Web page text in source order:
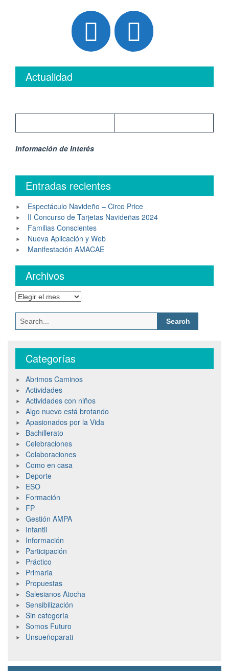
Actualidad
Información de Interés
Entradas recientes
Espectáculo Navideño – Circo Price
II Concurso de Tarjetas Navideñas 2024
Familias Conscientes
Nueva Aplicación y Web
Manifestación AMACAE
Archivos
Archivos
Search
for:
Categorías
Abrimos Caminos
Actividades
Actividades con niños
Algo nuevo está brotando
Apasionados por la Vida
Bachillerato
Celebraciones
Colaboraciones
Como en casa
Deporte
ESO
Formación
FP
Gestión AMPA
Infantil
Información
Participación
Práctico
Primaria
Propuestas
Salesianos Atocha
Sensibilización
Sin categoría
Somos Futuro
Unsueñoparati